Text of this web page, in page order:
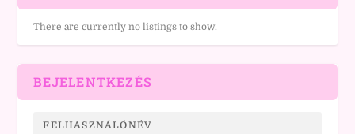
There are currently no listings to show.
BEJELENTKEZÉS